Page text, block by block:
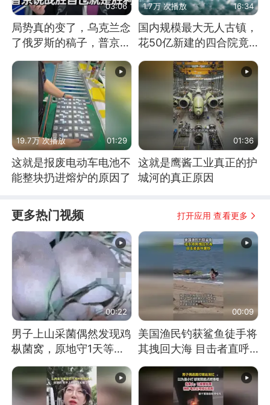
03:06
局势真的变了，乌克兰念
了俄罗斯的稿子，普京说
1.7万 次播放 16:34
国内规模最大无人古镇，
花50亿新建的四合院竟
19.7万 次播放 01:29
这就是报废电动车电池不
能整块扔进熔炉的原因了
01:36
这就是鹰酱工业真正的护
城河的真正原因
更多热门视频 打开应用 查看更多
00:22
男子上山采菌偶然发现鸡
枞菌窝，原地守1天等它
长大：挖了140多朵
00:09
美国渔民钓获鲨鱼徒手将
其拽回大海 目击者直呼
震惊 （视频来源：参考
消息）